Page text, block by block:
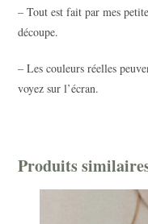
– Tout est fait par mes
découpe.
– Les couleurs réelles
voyez sur l’écran.
Produits